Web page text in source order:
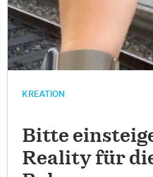
KREATION
Bitte
Reality für